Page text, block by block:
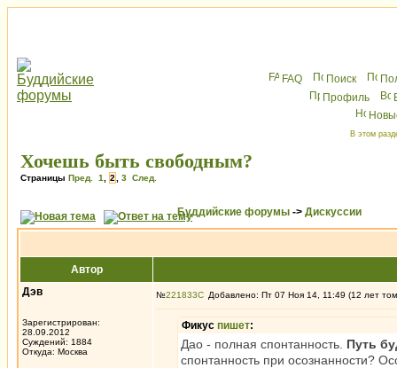
FAQ Поиск
Профиль
В этом
Хочешь быть свободным?
Страницы Пред. 1 2 3 След.
Буддийские форумы -> Дискуссии
Автор
Дэв
Зарегистрирован:
28.09.2012
Суждений: 1884
Откуда: Москва
№221833 Добавлено: Пт 07 Ноя 14, 11:49 (12 лет
Фикус пишет:
Дао - полная спонтанность. Путь
спонтанность при осознанности?